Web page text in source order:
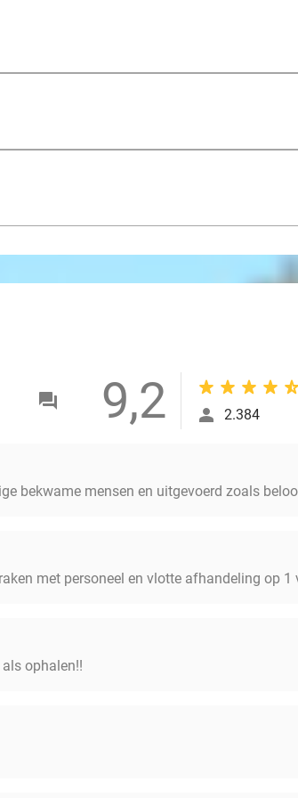
9,2 2.384
bekwame mensen en uitgevoerd zoals
met personeel en vlotte afhandeling op 1
ophalen!!